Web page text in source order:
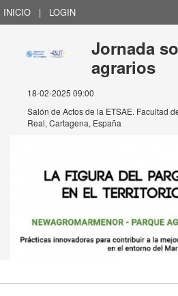
INICIO | LOGIN
Jornada
agrarios
18-02-2025 09:00
Salón de Actos de la ETSAE. Facultad
Real, Cartagena, España